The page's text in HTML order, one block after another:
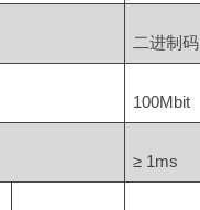
二进制码
100Mbit
≥ 1ms